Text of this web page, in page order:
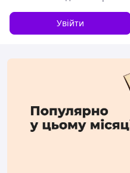
Увійти